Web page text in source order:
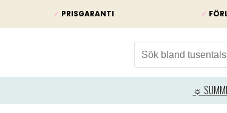
✓ PRISGARANTI ✓
☼